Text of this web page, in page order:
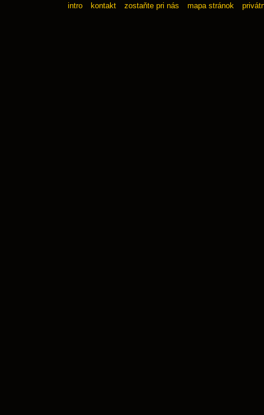
intro kontakt zostaňte pri nás mapa stránok